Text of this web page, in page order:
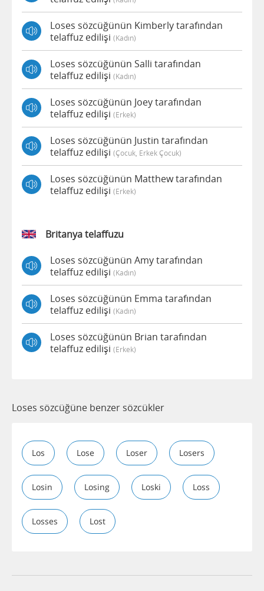
Loses sözcüğünün Kimberly tarafından
telaffuz edilişi (kadın)
Loses sözcüğünün Salli tarafından
telaffuz edilişi (kadın)
Loses sözcüğünün Joey tarafından
telaffuz edilişi (erkek)
Loses sözcüğünün Justin tarafından
telaffuz edilişi (çocuk, Erkek Çocuk)
Loses sözcüğünün Matthew tarafından
telaffuz edilişi (erkek)
Britanya telaffuzu
Loses sözcüğünün Amy tarafından
telaffuz edilişi (kadın)
Loses sözcüğünün Emma tarafından
telaffuz edilişi (kadın)
Loses sözcüğünün Brian tarafından
telaffuz edilişi (erkek)
Loses sözcüğüne benzer sözcükler
Los Lose Loser Losers
Losin Losing Loski Loss
Losses Lost